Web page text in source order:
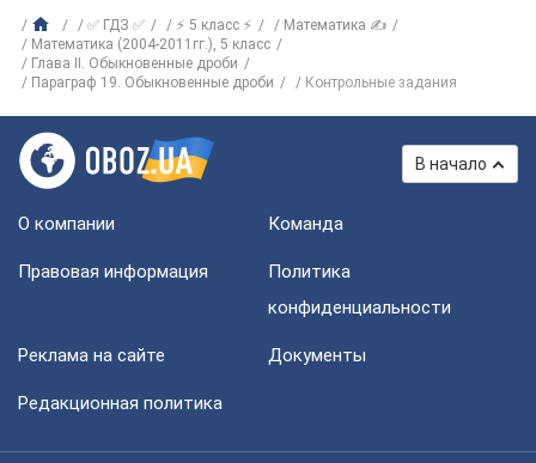
✅ ГДЗ ✅ ⚡ 5 класс ⚡
Математика ✍
Математика (2004-2011гг.), 5 класс
Глава II. Обыкновенные дроби
Параграф 19. Обыкновенные дроби
Контрольные задания
В начало
О компании Команда
Правовая информация
Политика
конфиденциальности
Реклама на сайте Документы
Редакционная политика